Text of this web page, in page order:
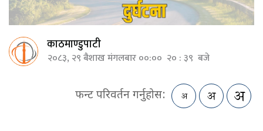
काठमाण्डुपाटी
२०८३, २९ बैशाख मंगलबार ००:०० २० : ३९ बजे
फन्ट परिवर्तन गर्नुहोस: